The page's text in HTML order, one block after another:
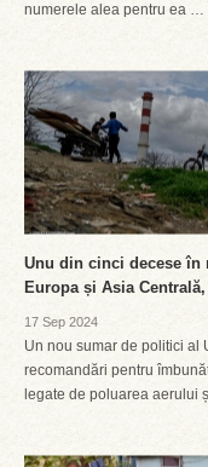
numerele alea pentru ea …
Unu din cinci decese
Europa și Asia
17 Sep 2024
Un nou sumar de politici al
recomandări pentru
legate de poluarea aerului